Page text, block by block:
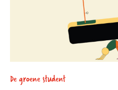
De groene student